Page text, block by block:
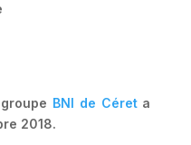
BNI de Céreta
2018.